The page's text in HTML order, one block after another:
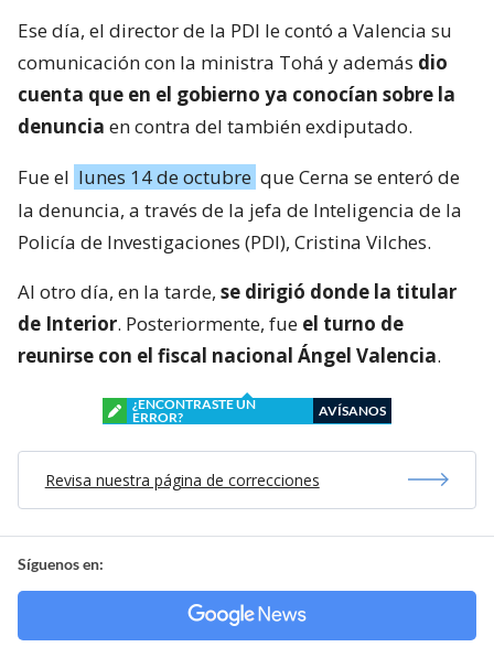
Ese día, el director de la PDI le contó a Valencia su
comunicación con la ministra Tohá y además dio
cuenta que en el gobierno ya conocían sobre la
denuncia en contra del también exdiputado.
Fue el lunes 14 de octubre que Cerna se enteró de
la denuncia, a través de la jefa de Inteligencia de la
Policía de Investigaciones (PDI), Cristina Vilches.
Al otro día, en la tarde, se dirigió donde la titular
de Interior. Posteriormente, fue el turno de
reunirse con el fiscal nacional Ángel Valencia.
¿ENCONTRASTE UN
ERROR?
AVÍSANOS
Revisa nuestra página de correcciones
Síguenos en: